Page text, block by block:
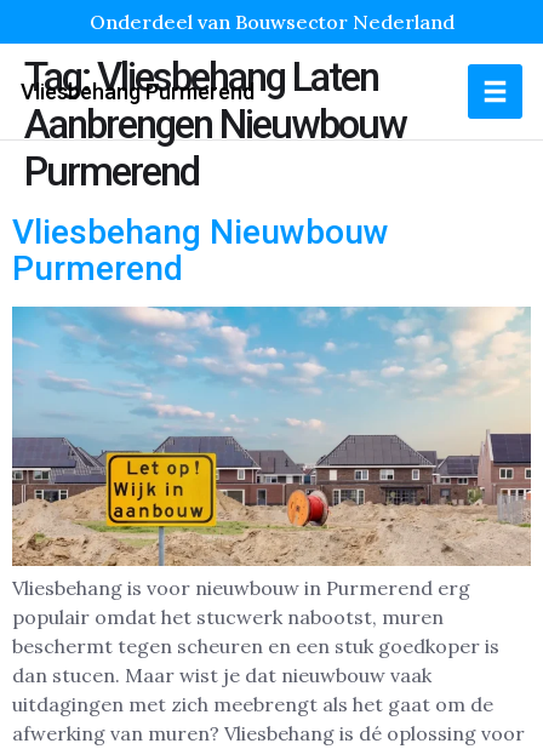
Onderdeel van Bouwsector Nederland
Vliesbehang Purmerend
Tag:Vliesbehang Laten
Aanbrengen Nieuwbouw
Purmerend
Vliesbehang Nieuwbouw
Purmerend
Vliesbehang is voor nieuwbouw in Purmerend erg
populair omdat het stucwerk nabootst, muren
beschermt tegen scheuren en een stuk goedkoper is
dan stucen. Maar wist je dat nieuwbouw vaak
uitdagingen met zich meebrengt als het gaat om de
afwerking van muren? Vliesbehang is dé oplossing voor